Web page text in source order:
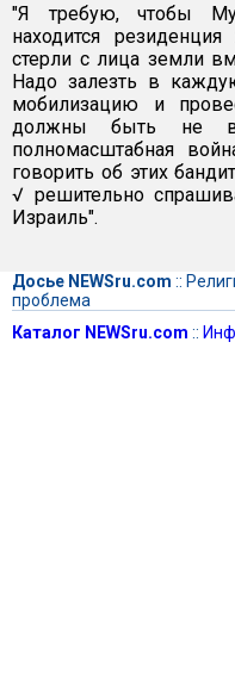
"Я требую, чтобы
находится
стерли с лица земли
Надо залезть в
мобилизацию и
должны быть не
полномасштабная
говорить об этих
√ решительно
Израиль".
Досье NEWSru.com ::
проблема
Каталог NEWSru.com ::